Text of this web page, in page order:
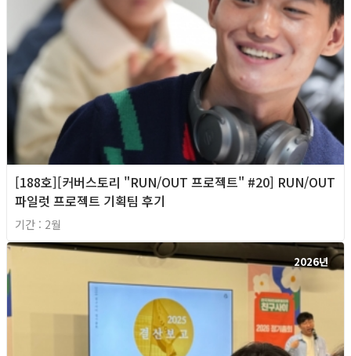
[188호][커버스토리 "RUN/OUT 프로젝트" #20] RUN/OUT
파일럿 프로젝트 기획팀 후기
기간 : 2월
2026년